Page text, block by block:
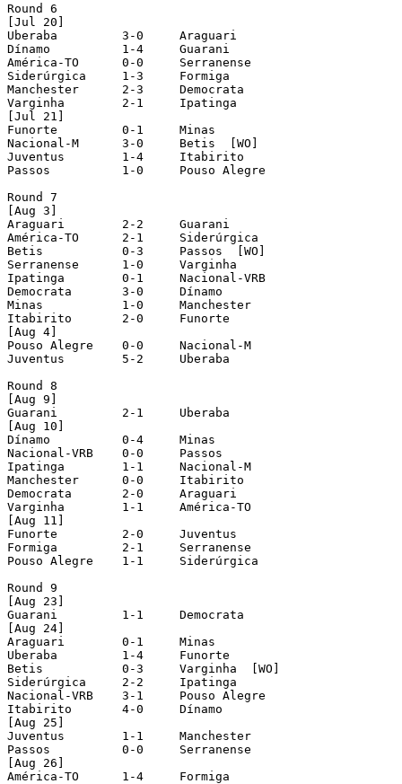
Round 6
[Jul 20]
Uberaba		3-0	Araguari
Dínamo		1-4	Guarani
América-TO	0-0	Serranense
Siderúrgica	1-3	Formiga
Manchester	2-3	Democrata
Varginha	2-1	Ipatinga
[Jul 21]
Funorte		0-1	Minas
Nacional-M	3-0	Betis  [WO]
Juventus	1-4	Itabirito
Passos		1-0	Pouso Alegre
Round 7
[Aug 3]
Araguari	2-2	Guarani
América-TO	2-1	Siderúrgica
Betis		0-3	Passos	[WO]
Serranense	1-0	Varginha
Ipatinga	0-1	Nacional-VRB
Democrata	3-0	Dínamo
Minas		1-0	Manchester
Itabirito	2-0	Funorte
[Aug 4]
Pouso Alegre	0-0	Nacional-M
Juventus	5-2	Uberaba
Round 8
[Aug 9]
Guarani		2-1	Uberaba
[Aug 10]
Dínamo		0-4	Minas
Nacional-VRB	0-0	Passos
Ipatinga	1-1	Nacional-M
Manchester	0-0	Itabirito
Democrata	2-0	Araguari
Varginha	1-1	América-TO
[Aug 11]
Funorte		2-0	Juventus
Formiga		2-1	Serranense
Pouso Alegre	1-1	Siderúrgica
Round 9
[Aug 23]
Guarani		1-1	Democrata
[Aug 24]
Araguari	0-1	Minas
Uberaba		1-4	Funorte
Betis		0-3	Varginha  [WO]
Siderúrgica	2-2	Ipatinga
Nacional-VRB	3-1	Pouso Alegre
Itabirito	4-0	Dínamo
[Aug 25]
Juventus	1-1	Manchester
Passos		0-0	Serranense
[Aug 26]
América-TO	1-4	Formiga